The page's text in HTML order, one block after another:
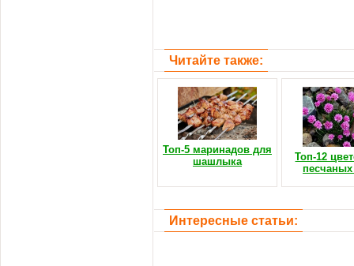
Читайте также:
Топ-5 маринадов для
шашлыка
Топ-12
Интересные статьи: